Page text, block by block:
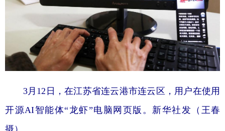
3月12日，在江苏省连云港市连云区，用户在使用
开源AI智能体“龙虾”电脑网页版。新华社发（王春